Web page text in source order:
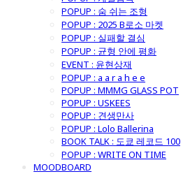
POPUP : 숨 쉬는 조형
POPUP : 2025 B로소 마켓
POPUP : 실패할 결심
POPUP : 균형 안에 평화
EVENT : 윤현상재
POPUP : a a r a h e e
POPUP : MMMG GLASS POT
POPUP : USKEES
POPUP : 견생만사
POPUP : Lolo Ballerina
BOOK TALK : 도쿄 레코드 100
POPUP : WRITE ON TIME
MOODBOARD